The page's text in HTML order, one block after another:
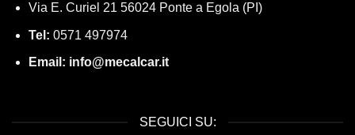
Via E. Curiel 21 56024 Ponte a Egola (PI)
Tel: 0571 497974
Email: info@mecalcar.it
SEGUICI SU: